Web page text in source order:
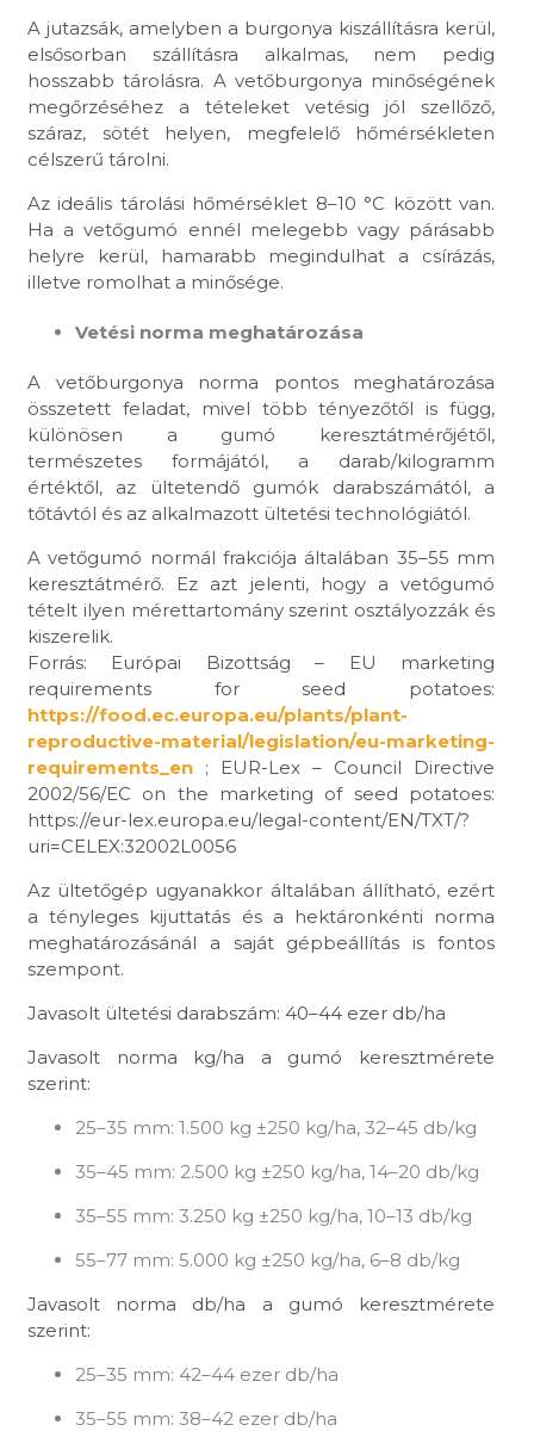
A jutazsák, amelyben a burgonya kiszállításra kerül,
elsősorban szállításra alkalmas, nem pedig
hosszabb tárolásra. A vetőburgonya minőségének
megőrzéséhez a tételeket vetésig jól szellőző,
száraz, sötét helyen, megfelelő hőmérsékleten
célszerű tárolni.
Az ideális tárolási hőmérséklet 8–10 °C között van.
Ha a vetőgumó ennél melegebb vagy párásabb
helyre kerül, hamarabb megindulhat a csírázás,
illetve romolhat a minősége.
Vetési norma meghatározása
A vetőburgonya norma pontos meghatározása
összetett feladat, mivel több tényezőtől is függ,
különösen a gumó keresztátmérőjétől,
természetes formájától, a darab/kilogramm
értéktől, az ültetendő gumók darabszámától, a
tőtávtól és az alkalmazott ültetési technológiától.
A vetőgumó normál frakciója általában 35–55 mm
keresztátmérő. Ez azt jelenti, hogy a vetőgumó
tételt ilyen mérettartomány szerint osztályozzák és
kiszerelik.
Forrás: Európai Bizottság – EU marketing
requirements for seed potatoes:
https://food.ec.europa.eu/plants/plant-
reproductive-material/legislation/eu-marketing-
requirements_en ; EUR-Lex – Council Directive
2002/56/EC on the marketing of seed potatoes:
https://eur-lex.europa.eu/legal-content/EN/TXT/?
uri=CELEX:32002L0056
Az ültetőgép ugyanakkor általában állítható, ezért
a tényleges kijuttatás és a hektáronkénti norma
meghatározásánál a saját gépbeállítás is fontos
szempont.
Javasolt ültetési darabszám: 40–44 ezer db/ha
Javasolt norma kg/ha a gumó keresztmérete
szerint:
25–35 mm: 1.500 kg ±250 kg/ha, 32–45 db/kg
35–45 mm: 2.500 kg ±250 kg/ha, 14–20 db/kg
35–55 mm: 3.250 kg ±250 kg/ha, 10–13 db/kg
55–77 mm: 5.000 kg ±250 kg/ha, 6–8 db/kg
Javasolt norma db/ha a gumó keresztmérete
szerint:
25–35 mm: 42–44 ezer db/ha
35–55 mm: 38–42 ezer db/ha